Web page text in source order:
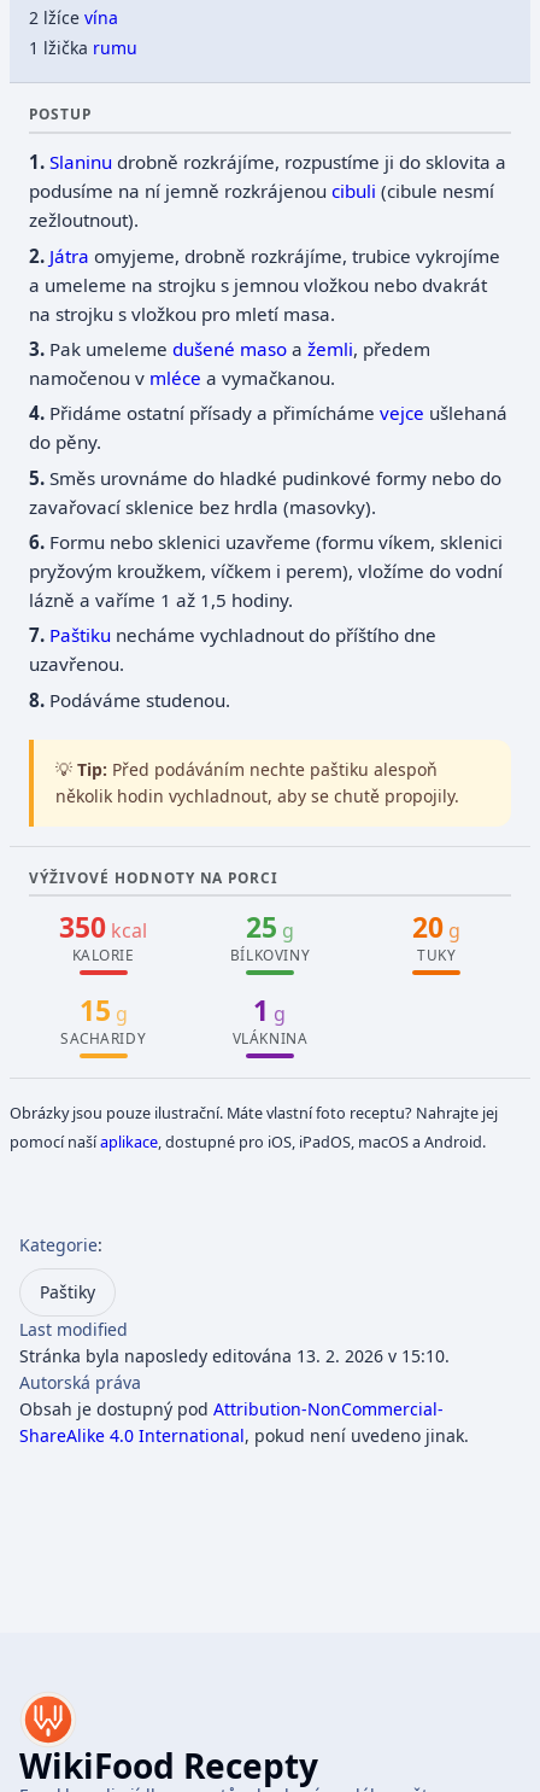
2 lžícevína
1 lžička rumu
POSTUP
Slaninu drobně rozkrájíme, rozpustíme ji do sklovita a
podusíme na ní jemně rozkrájenoucibuli (cibule nesmí
zežloutnout).
Játra omyjeme, drobně rozkrájíme, trubice vykrojíme
a umeleme na strojku s jemnou vložkou nebo dvakrát
na strojku s vložkou pro mletí masa.
Pak umelemedušené maso ažemli, předem
namočenou v mléce a vymačkanou.
Přidáme ostatní přísady a přimíchámevejce ušlehaná
do pěny.
Směs urovnáme do hladké pudinkové formy nebo do
zavařovací sklenice bez hrdla (masovky).
Formu nebo sklenici uzavřeme (formu víkem, sklenici
pryžovým kroužkem, víčkem i perem), vložíme do vodní
lázně a vaříme 1 až 1,5 hodiny.
Paštiku necháme vychladnout do příštího dne
uzavřenou.
Podáváme studenou.
💡 Tip: Před podáváním nechte paštiku alespoň
několik hodin vychladnout, aby se chutě propojily.
VÝŽIVOVÉ HODNOTY NA PORCI
350 kcal
KALORIE
25 g
BÍLKOVINY
20 g
TUKY
15 g
SACHARIDY
1 g
VLÁKNINA
Obrázky jsou pouze ilustrační. Máte vlastní foto receptu? Nahrajte jej
pomocí našíaplikace, dostupné pro iOS, iPadOS, macOS a Android.
Kategorie:
Paštiky
Last modified
Stránka byla naposledy editována 13. 2. 2026 v 15:10.
Autorská práva
Obsah je dostupný pod Attribution-NonCommercial-
ShareAlike 4.0 International, pokud není uvedeno jinak.
WikiFood Recepty